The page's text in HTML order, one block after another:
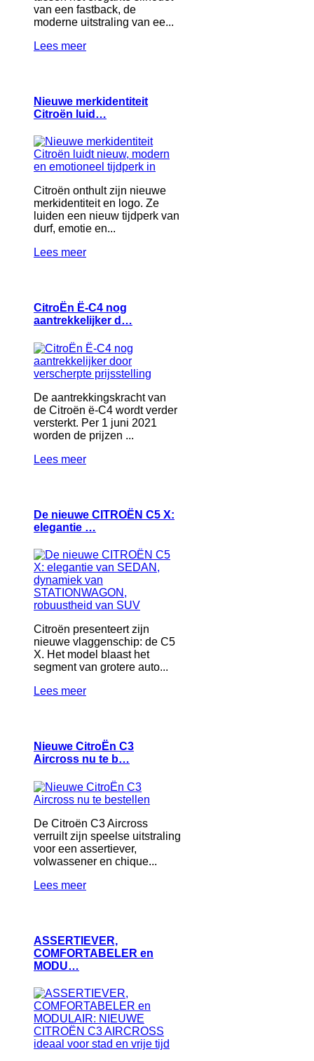
van een fastback, de
moderne uitstraling van ee...
Lees meer
Nieuwe merkidentiteit
Citroën luid…
Citroën onthult zijn nieuwe
merkidentiteit en logo. Ze
luiden een nieuw tijdperk van
durf, emotie en...
Lees meer
CitroËn Ë-C4 nog
aantrekkelijker d…
De aantrekkingskracht van
de Citroën ë-C4 wordt verder
versterkt. Per 1 juni 2021
worden de prijzen ...
Lees meer
De nieuwe CITROËN C5 X:
elegantie …
Citroën presenteert zijn
nieuwe vlaggenschip: de C5
X. Het model blaast het
segment van grotere auto...
Lees meer
Nieuwe CitroËn C3
Aircross nu te b…
De Citroën C3 Aircross
verruilt zijn speelse uitstraling
voor een assertiever,
volwassener en chique...
Lees meer
ASSERTIEVER,
COMFORTABELER en
MODU…